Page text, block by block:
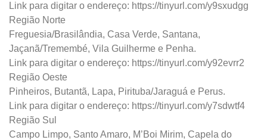
Link para digitar o endereço: https://tinyurl.com/y9sxudgg
Região Norte
Freguesia/Brasilândia, Casa Verde, Santana,
Jaçanã/Tremembé, Vila Guilherme e Penha.
Link para digitar o endereço: https://tinyurl.com/y92evrr2
Região Oeste
Pinheiros, Butantã, Lapa, Pirituba/Jaraguá e Perus.
Link para digitar o endereço: https://tinyurl.com/y7sdwtf4
Região Sul
Campo Limpo, Santo Amaro, M’Boi Mirim, Capela do